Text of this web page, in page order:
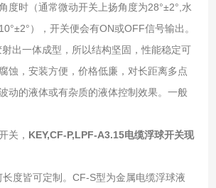
度时（通常微动开关上扬角度为28°±2°,水
），开关便会有ON或OFF信号输出。
出一体成型，所以结构坚固，性能稳定可
蚀，安装方便，价格低廉，对长距离多点
动的液体或有杂质的液体控制效果。一般
关， KEY,CF-P,LPF-A3.15电缆浮球开关现
度皆可定制。CF-S型为金属电缆浮球液